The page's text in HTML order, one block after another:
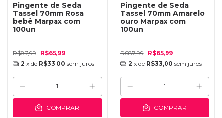
Pingente de Seda
Tassel 70mm Rosa
bebê Marpax com
100un
R$87,99 R$65,99
2 x de R$33,00 sem juros
COMPRAR
Pingente de Seda
Tassel 70mm Amarelo
ouro Marpax com
100un
R$87,99
R$65,99
2 x de R$33,00 sem juros
COMPRAR